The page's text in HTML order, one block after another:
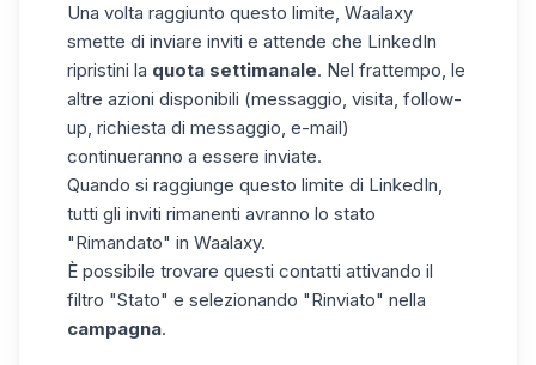
Una volta raggiunto questo limite, Waalaxy
smette di inviare inviti e attende che LinkedIn
ripristini la quota settimanale. Nel frattempo, le
altre azioni disponibili (messaggio, visita, follow-
up, richiesta di messaggio, e-mail)
continueranno a essere inviate.
Quando si raggiunge questo limite di LinkedIn,
tutti gli inviti rimanenti avranno lo stato
"Rimandato" in Waalaxy.
È possibile trovare questi contatti attivando il
filtro "Stato" e selezionando "Rinviato" nella
campagna.